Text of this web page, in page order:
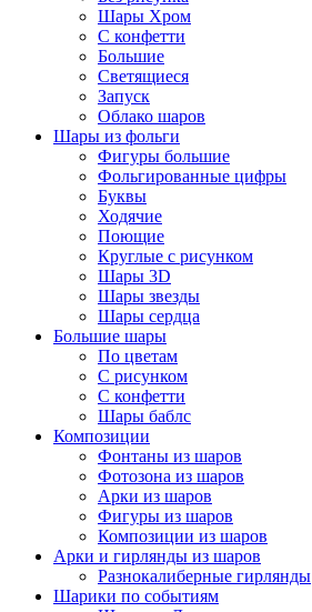
Шары Хром
C конфетти
Большие
Светящиеся
Запуск
Облако шаров
Шары из фольги
Фигуры большие
Фольгированные цифры
Буквы
Ходячие
Поющие
Круглые с рисунком
Шары 3D
Шары звезды
Шары сердца
Большие шары
По цветам
С рисунком
С конфетти
Шары баблс
Композиции
Фонтаны из шаров
Фотозона из шаров
Арки из шаров
Фигуры из шаров
Композиции из шаров
Арки и гирлянды из шаров
Разнокалиберные гирлянды
Шарики по событиям